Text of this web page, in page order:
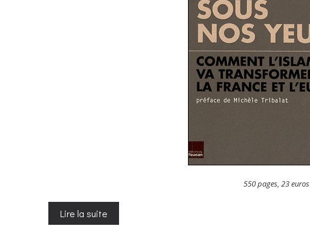
550 pages, 23 euros
Lire la suite